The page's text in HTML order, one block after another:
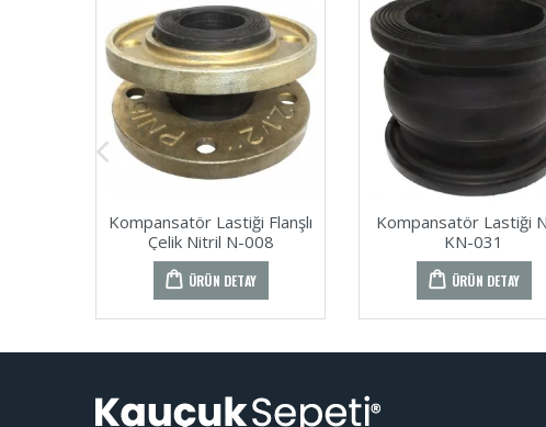
Kompansatör Lastiği Flanşlı
Çelik Nitril N-008
ÜRÜN DETAY
Kompansatör Lastiği
KN-031
ÜRÜN DETAY